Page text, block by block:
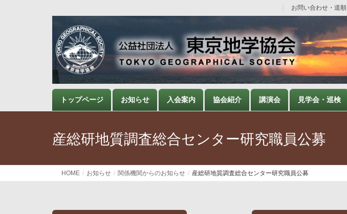
お問い合わせ・道順
トップページ お知らせ 入会案内 協会紹介 講演会 見学会・巡検
産総研地質調査総合センター研究職員公募
HOME お知らせ 関係機関からのお知らせ 産総研地質調査総合センター研究職員公募